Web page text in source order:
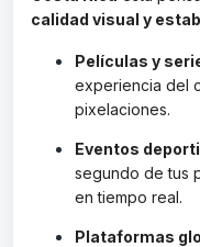
calidad visual y
Películas y
experiencia del
pixelaciones.
Eventos
segundo de tus
en tiempo real.
Plataformas